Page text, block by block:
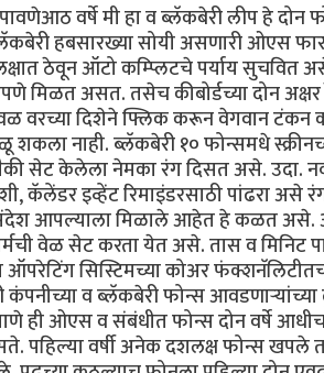
वर्षे मी हा व ब्लॅकबेरी लीप हे दोन
हबसारख्या सोयी असणारी ओएस
ठेवून ऑटो कम्प्लिटचे पर्याय
मिळत असत. तसेच कीबोर्डच्या दोन
वरच्या दिशेने फ्लिक करून वेगवान टंकन
नाही. ब्लॅकबेरी १० फोन्समधे
सेट केलेला नेमका रंग दिसत असे. उदा.
कॅलेंडर इव्हेंट रिमाइंडरसाठी पांढरा
आपल्याला मिळाले आहेत हे कळत असे.
वेळ सेट करता येत असे. तास व मिनिट
सिस्टिमच्या कोअर फंक्शनॅलिटीतच
व ब्लॅकबेरी फोन्स
ही ओएस व संबंधीत फोन्स दोन वर्षे
पहिल्या वर्षी अनेक दशलक्ष फोन्स खपले